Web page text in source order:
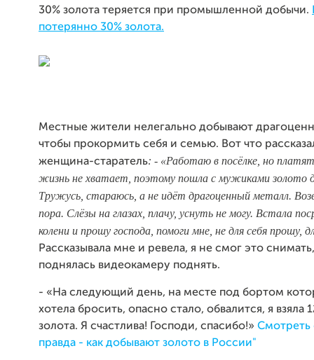
30% золота теряется при промышленной добычи.
потерянно 30% золота.
Местные жители нелегально добывают
чтобы прокормить себя и семью. Вот что
женщина-старатель: - «Работаю в посёлке, но
жизнь не хватает, поэтому пошла с мужиками золото
Тружусь, стараюсь, а не идёт драгоценный металл.
пора. Слёзы на глазах, плачу, уснуть не могу. Встала
колени и прошу господа, помоги мне, не для себя прошу,
Рассказывала мне и ревела, я не смог это
поднялась видеокамеру поднять.
- «На следующий день, на месте под бортом
хотела бросить, опасно стало, обвалится, я взяла
золота. Я счастлива! Господи, спасибо!» Смотреть
правда - как добывают золото в России"